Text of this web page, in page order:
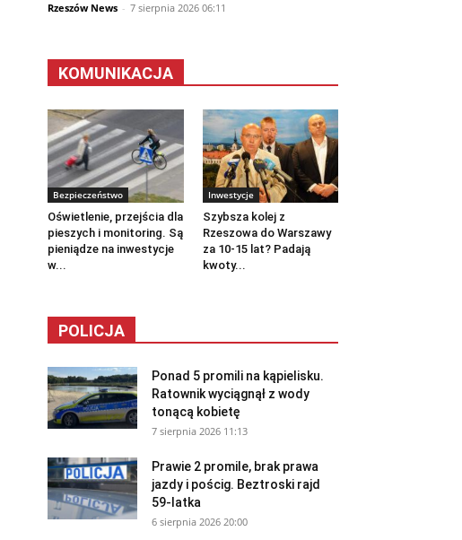
Rzeszów News - 7 sierpnia 2026 06:11
KOMUNIKACJA
Bezpieczeństwo
Oświetlenie, przejścia dla
pieszych i monitoring. Są
pieniądze na inwestycje
w...
Inwestycje
Szybsza kolej z
Rzeszowa do Warszawy
za 10-15 lat? Padają
kwoty...
POLICJA
Ponad 5 promili na kąpielisku.
Ratownik wyciągnął z wody
tonącą kobietę
7 sierpnia 2026 11:13
Prawie 2 promile, brak prawa
jazdy i pościg. Beztroski rajd
59-latka
6 sierpnia 2026 20:00